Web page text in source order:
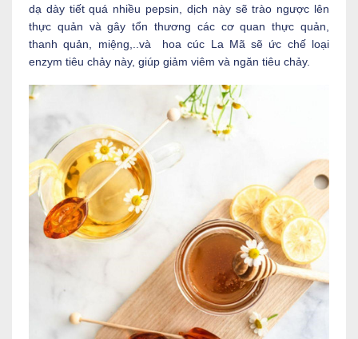
dạ dày tiết quá nhiều pepsin, dịch này sẽtrào ngược lên
thực quản và gây tổn thương các cơ quan thực quản,
thanh quản, miệng,..và hoa cúc La Mã sẽ ức chế loại
enzym tiêu chảy này, giúp giảm viêm và ngăn tiêu chảy.